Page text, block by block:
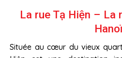
La rue Tạ Hiện – La
Située au cœur du vieux